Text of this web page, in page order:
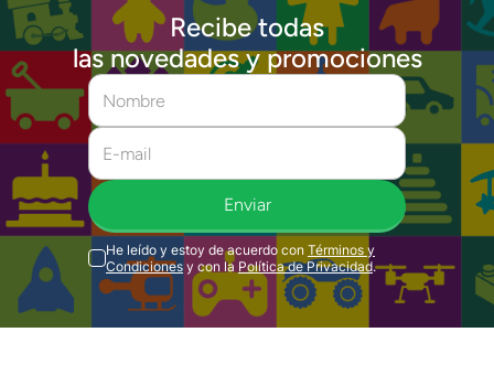
Recibe todas
las novedades y promociones
Enviar
He leído y estoy de acuerdo con Términos y
Condiciones y con la Política de Privacidad.